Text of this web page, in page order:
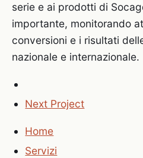
serie e ai prodotti di
importante, monitorando
conversioni e i risultati
nazionale e internazionale.
Next Project
Home
Servizi